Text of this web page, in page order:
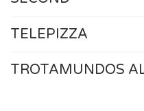
TELEPIZZA
TROTAMUNDOS